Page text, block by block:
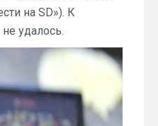
на SD»). К
удалось.